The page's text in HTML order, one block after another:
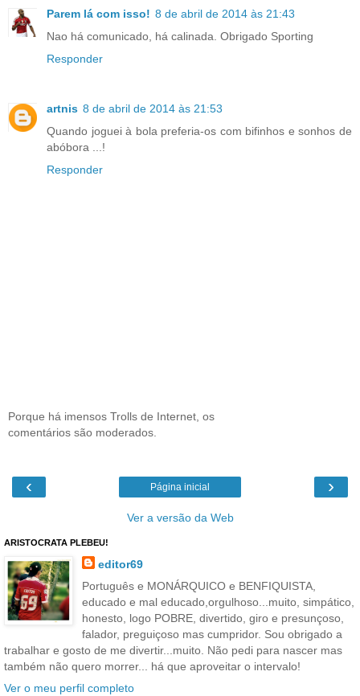
Parem lá com isso! 8 de abril de 2014 às 21:43
Nao há comunicado, há calinada. Obrigado Sporting
Responder
artnis 8 de abril de 2014 às 21:53
Quando joguei à bola preferia-os com bifinhos e sonhos de
abóbora ...!
Responder
Porque há imensos Trolls de Internet, os
comentários são moderados.
‹ ›
Página inicial
Ver a versão da Web
ARISTOCRATA PLEBEU!
editor69
Português e MONÁRQUICO e BENFIQUISTA,
educado e mal educado,orgulhoso...muito, simpático,
honesto, logo POBRE, divertido, giro e presunçoso,
falador, preguiçoso mas cumpridor. Sou obrigado a
trabalhar e gosto de me divertir...muito. Não pedi para nascer mas
também não quero morrer... há que aproveitar o intervalo!
Ver o meu perfil completo